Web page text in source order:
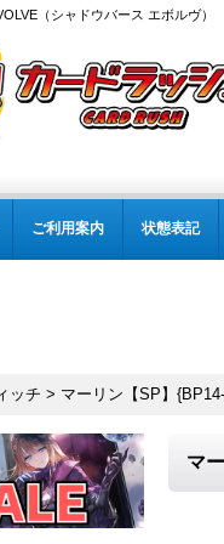
（シャドウバース エボルヴ
ご利用案内 状態表記
ッチ > マーリン【SP】
マ